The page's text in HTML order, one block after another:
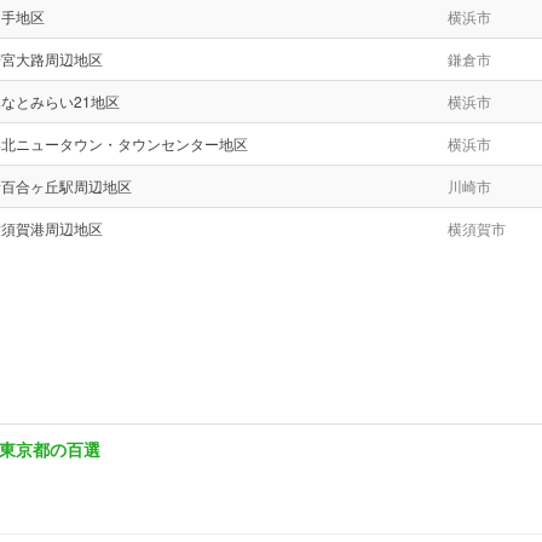
地区 横浜市
大路周辺地区 鎌倉市
とみらい21地区 横浜市
ニュータウン・タウンセンター地区 横浜市
合ヶ丘駅周辺地区 川崎市
賀港周辺地区 横須賀市
京都の百選